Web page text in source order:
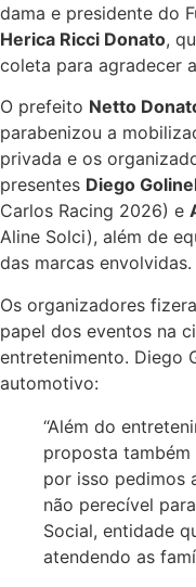
dama e presidente do
Herica Ricci Donato,
coleta para agradecer
O prefeito Netto
parabenizou a
privada e os
presentes Diego
Carlos Racing 2026) e
Aline Solci), além de
das marcas envolvidas.
Os organizadores
papel dos eventos na
entretenimento. Diego
automotivo:
“Além do
proposta
por isso pedimos
não perecível
Social, entidade
atendendo as